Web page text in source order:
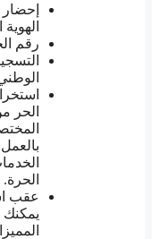
رقم
الحر
الحرة.
عقب
يمكنك